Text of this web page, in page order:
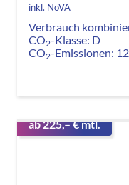
inkl. NoVA
Verbrauch
CO2-Klasse: D
CO2-Emissionen:
ab 225,– € mtl.